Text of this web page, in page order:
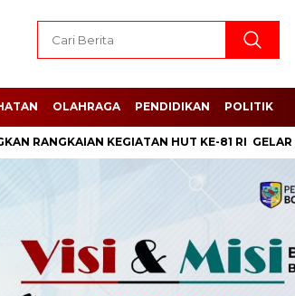
OLAHRAGA PENDIDIKAN POLITIK
KEGIATAN HUT KE-81 RI GELAR JALAN